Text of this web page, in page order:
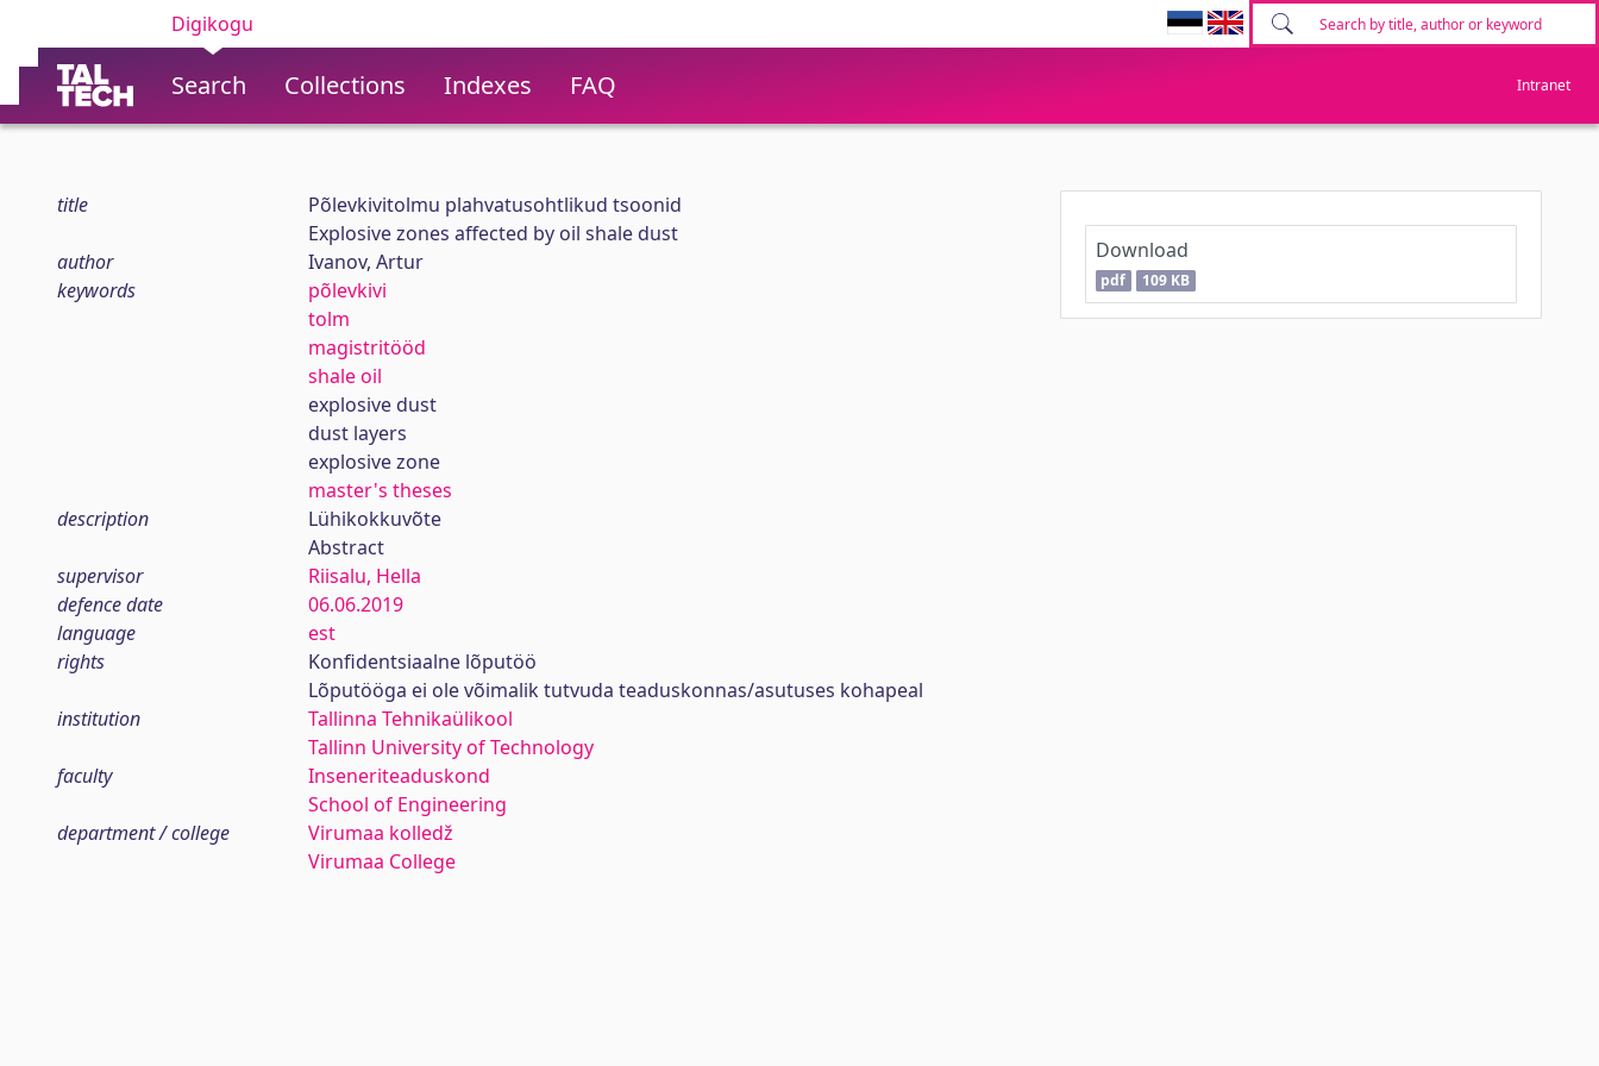
Digikogu
Search Collections Indexes FAQ Intranet
title
Põlevkivitolmu plahvatusohtlikud tsoonid
Explosive zones affected by oil shale dust
author
Ivanov, Artur
keywords
põlevkivi
tolm
magistritööd
shale oil
explosive dust
dust layers
explosive zone
master's theses
description
Lühikokkuvõte
Abstract
supervisor
Riisalu, Hella
defence date
06.06.2019
language
est
rights
Konfidentsiaalne lõputöö
Lõputööga ei ole võimalik tutvuda teaduskonnas/asutuses kohapeal
institution
Tallinna Tehnikaülikool
Tallinn University of Technology
faculty
Inseneriteaduskond
School of Engineering
department / college
Virumaa kolledž
Virumaa College
Download
pdf 109 KB